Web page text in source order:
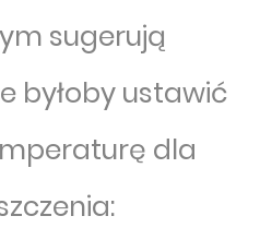
sugerują
byłoby ustawić
dla